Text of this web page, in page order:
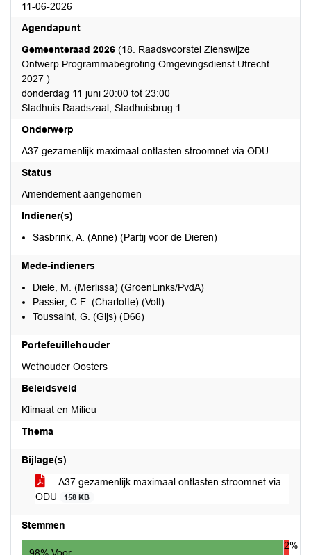
11-06-2026
Agendapunt
Gemeenteraad 2026 (18. Raadsvoorstel Zienswijze
Ontwerp Programmabegroting Omgevingsdienst Utrecht
2027 )
donderdag 11 juni 20:00 tot 23:00
Stadhuis Raadszaal, Stadhuisbrug 1
Onderwerp
A37 gezamenlijk maximaal ontlasten stroomnet via ODU
Status
Amendement aangenomen
Indiener(s)
Sasbrink, A. (Anne) (Partij voor de Dieren)
Mede-indieners
Diele, M. (Merlissa) (GroenLinks/PvdA)
Passier, C.E. (Charlotte) (Volt)
Toussaint, G. (Gijs) (D66)
Portefeuillehouder
Wethouder Oosters
Beleidsveld
Klimaat en Milieu
Thema
Bijlage(s)
A37 gezamenlijk maximaal ontlasten stroomnet via
ODU
158 KB
Stemmen
98% Voor
2%